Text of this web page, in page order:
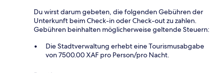
Du wirst darum gebeten, die folgenden Gebühren der
Unterkunft beim Check-in oder Check-out zu zahlen.
Gebühren beinhalten möglicherweise geltende Steuern:
Die Stadtverwaltung erhebt eine Tourismusabgabe
von 7500.00 XAF pro Person/pro Nacht.